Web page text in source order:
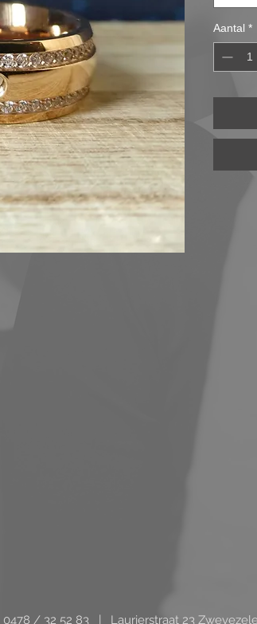
Aantal *
0478 / 32 52 83 | Laurierstraat 23